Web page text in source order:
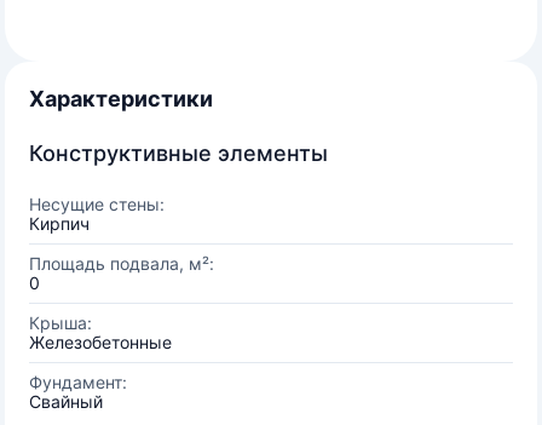
Характеристики
Конструктивные элементы
Несущие стены:
Кирпич
Площадь подвала, м²:
0
Крыша:
Железобетонные
Фундамент:
Свайный